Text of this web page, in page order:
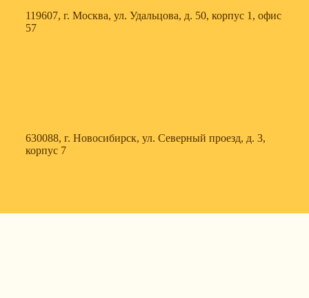
119607, г. Москва, ул. Удальцова, д. 50, корпус 1, офис
57
630088, г. Новосибирск, ул. Северный проезд, д. 3,
корпус 7